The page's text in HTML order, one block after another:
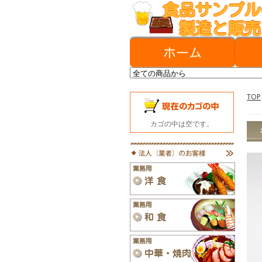
TOP
カゴの中は空です。